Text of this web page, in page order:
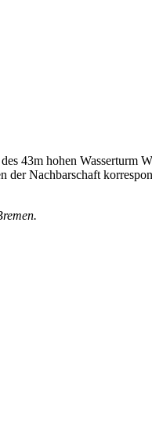
43m hohen Wasserturm
Nachbarschaft